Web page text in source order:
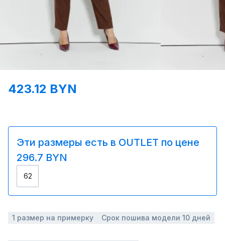
423.12 BYN
Эти размеры есть в OUTLET по цене
296.7 BYN
62
1 размер на примерку Срок пошива модели 10 дней